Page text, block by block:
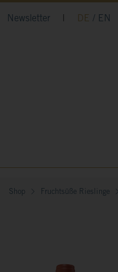
Newsletter DE EN
Shop Fruchtsüße Rieslinge